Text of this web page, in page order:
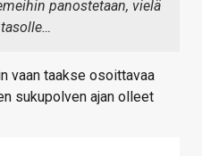
panostetaan, vielä
vaan taakse osoittavaa
sukupolven ajan olleet